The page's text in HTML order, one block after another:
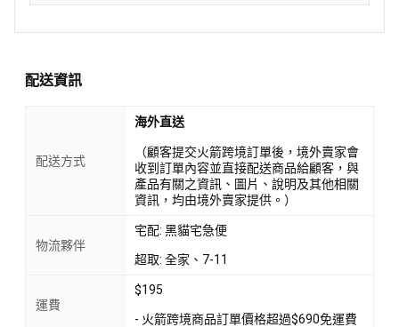
配送資訊
配送方式
海外直送
（顧客提交火箭跨境訂單後，境外賣家會
收到訂單內容並直接配送商品給顧客，與
產品有關之資訊、圖片、說明及其他相關
資訊，均由境外賣家提供。）
物流夥伴
宅配: 黑貓宅急便
超取: 全家、7-11
運費
$195
- 火箭跨境商品訂單價格超過$690免運費